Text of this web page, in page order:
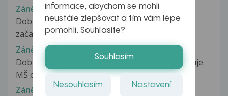
Zánět močových cest
Dobrý den Mám 4 letou dceru.Ve třech letech
začala chodit do školky a od té...
Zánět močových cest
Dobrý den Mám 4 letou dceru.Od 3 let navštěvuje
MŠ od té doby se nepravidelně...
Zánět močových cest
informace, abychom se mohli
neustále zlepšovat a tím vám lépe
pomohli. Souhlasíte?
Souhlasím
Nesouhlasím Nastavení